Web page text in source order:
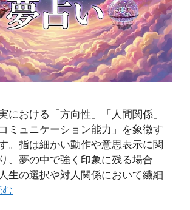
における「方向性」「人間関係」
ミュニケーション能力」を象徴す
。指は細かい動作や意思表示に関
、夢の中で強く印象に残る場合
生の選択や対人関係において繊細